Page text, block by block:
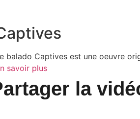
balado Captives est une oeuvre
savoir plus
la